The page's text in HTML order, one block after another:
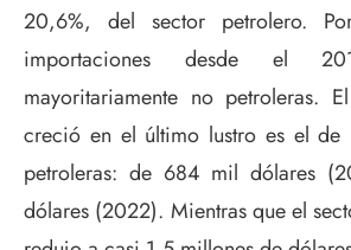
20,6%, del sector petrolero.
importaciones desde el
mayoritariamente no petroleras.
creció en el último lustro es el de
petroleras: de 684 mil dólares
dólares (2022). Mientras que el